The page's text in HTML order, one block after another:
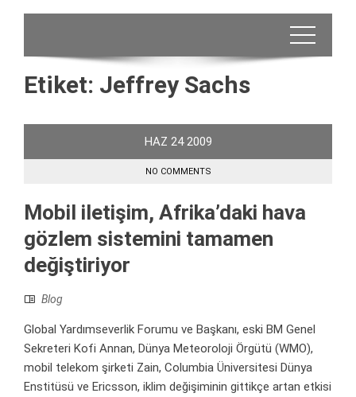
Etiket: Jeffrey Sachs
HAZ 24 2009
NO COMMENTS
Mobil iletişim, Afrika’daki hava
gözlem sistemini tamamen
değiştiriyor
Blog
Global Yardımseverlik Forumu ve Başkanı, eski BM Genel
Sekreteri Kofi Annan, Dünya Meteoroloji Örgütü (WMO),
mobil telekom şirketi Zain, Columbia Üniversitesi Dünya
Enstitüsü ve Ericsson, iklim değişiminin gittikçe artan etkisi